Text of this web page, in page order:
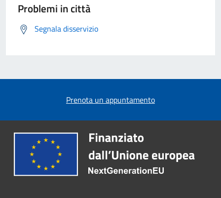
Problemi in città
Segnala disservizio
Prenota un appuntamento